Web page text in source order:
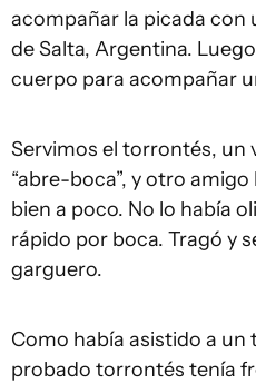
acompañar la picada
de Salta, Argentina.
cuerpo para acompañar
Servimos el torrontés, un
“abre-boca”, y otro
bien a poco. No lo había
rápido por boca. Tragó y
garguero.
Como había asistido a un
probado torrontés tenía